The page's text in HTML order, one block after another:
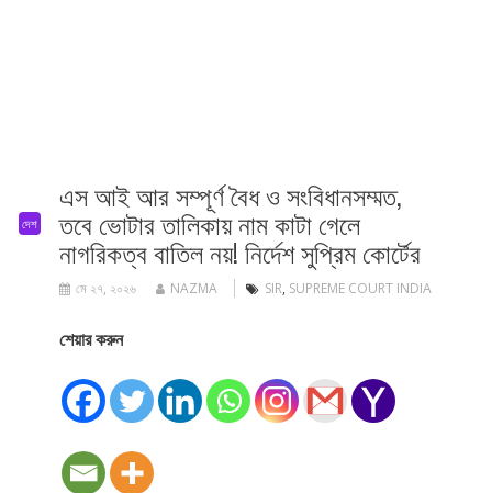
দেশ
এস আই আর সম্পূর্ণ বৈধ ও সংবিধানসম্মত,
তবে ভোটার তালিকায় নাম কাটা গেলে
নাগরিকত্ব বাতিল নয়! নির্দেশ সুপ্রিম কোর্টের
মে ২৭, ২০২৬ NAZMA SIR, SUPREME COURT INDIA
শেয়ার করুন